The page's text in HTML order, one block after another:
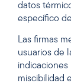
datos
específico
Las firmas
usuarios de
indicaciones
miscibilidad